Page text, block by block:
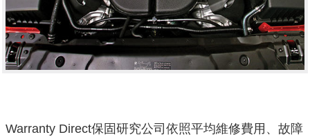
Warranty Direct保固研究公司依照平均維修費用、故障